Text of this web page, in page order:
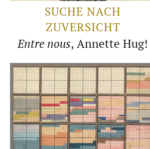
SUCHE NACH
ZUVERSICHT
Entre nous, Annette Hug!